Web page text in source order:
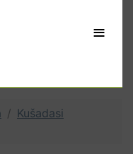
≡
Kušadasi